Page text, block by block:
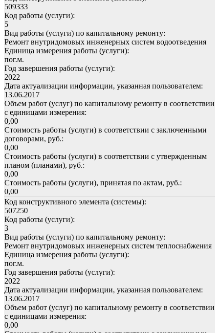
509333
Код работы (услуги):
5
Вид работы (услуги) по капитальному ремонту:
Ремонт внутридомовых инженерных систем водоотведения
Единица измерения работы (услуги):
пог.м.
Год завершения работы (услуги):
2022
Дата актуализации информации, указанная пользователем:
13.06.2017
Объем работ (услуг) по капитальному ремонту в соответствии
с единицами измерения:
0,00
Стоимость работы (услуги) в соответствии с заключенными
договорами, руб.:
0,00
Стоимость работы (услуги) в соответствии с утвержденным
планом (планами), руб.:
0,00
Стоимость работы (услуги), принятая по актам, руб.:
0,00
Код конструктивного элемента (системы):
507250
Код работы (услуги):
3
Вид работы (услуги) по капитальному ремонту:
Ремонт внутридомовых инженерных систем теплоснабжения
Единица измерения работы (услуги):
пог.м.
Год завершения работы (услуги):
2022
Дата актуализации информации, указанная пользователем:
13.06.2017
Объем работ (услуг) по капитальному ремонту в соответствии
с единицами измерения:
0,00